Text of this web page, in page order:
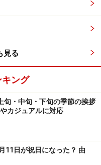
の薫りを感じるような風
の薫りを感じるような
見る
キング
旬・中旬・下旬の季節の挨拶
カジュアルに対応
11日が祝日になった？ 由